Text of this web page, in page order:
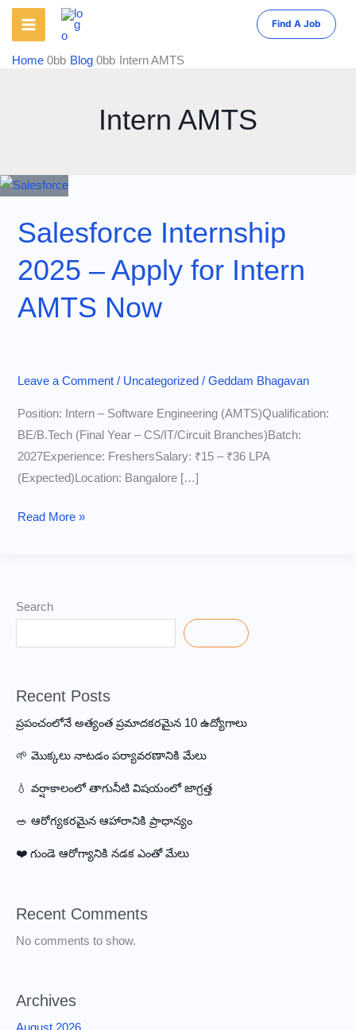
Skip
Find A Job
Home Blog Intern AMTS
Intern AMTS
Salesforce Internship
2025 – Apply for Intern
AMTS Now
Leave a Comment / Uncategorized/ Geddam Bhagavan
Position: Intern – Software Engineering (AMTS)Qualification:
BE/B.Tech (Final Year – CS/IT/Circuit Branches)Batch:
2027Experience: FreshersSalary: ₹15 – ₹36 LPA
(Expected)Location: Bangalore […]
Salesforce
Apply
for
Intern
Now
Read More »
Search
Recent Posts
ప్రపంచంలోనే అత్యంత ప్రమాదకరమైన 10 ఉద్యోగాలు
🌱 మొక్కలు నాటడం పర్యావరణానికి మేలు
💧 వర్షాకాలంలో తాగునీటి విషయంలో జాగ్రత్త
🥗 ఆరోగ్యకరమైన ఆహారానికి ప్రాధాన్యం
❤️ గుండె ఆరోగ్యానికి నడక ఎంతో మేలు
Recent Comments
No comments to show.
Archives